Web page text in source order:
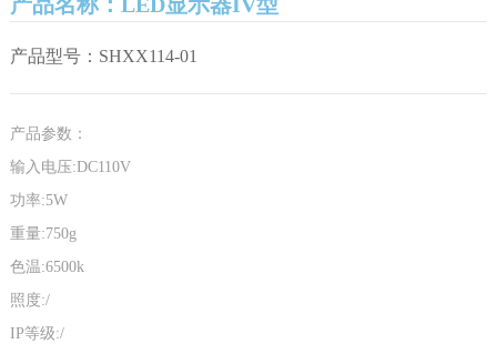
产品型号：SHXX114-01
产品参数：
输入电压:DC110V
功率:5W
重量:750g
色温:6500k
照度:/
IP等级:/